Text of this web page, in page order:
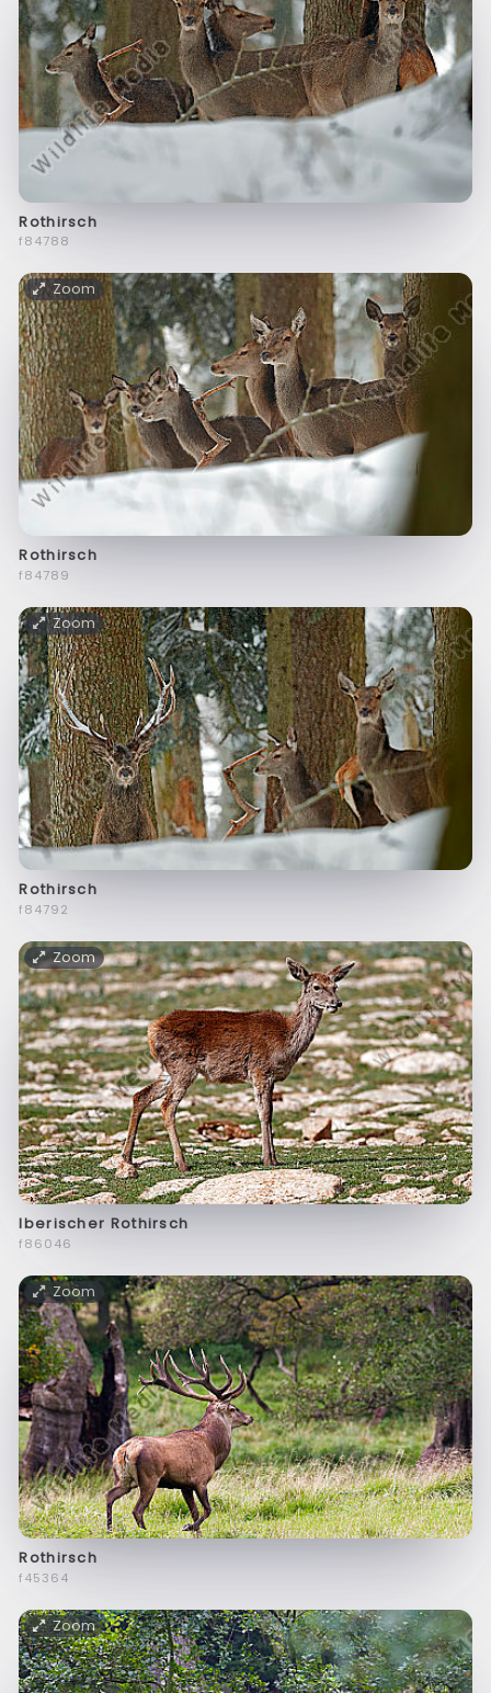
Rothirsch
f84788
Zoom
Rothirsch
f84789
Zoom
Rothirsch
f84792
Zoom
Iberischer Rothirsch
f86046
Zoom
Rothirsch
f45364
Zoom